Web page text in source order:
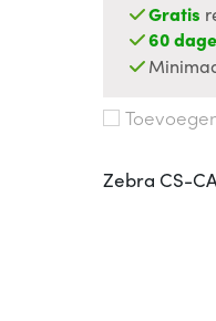
Gratis
60
Zebra CS-